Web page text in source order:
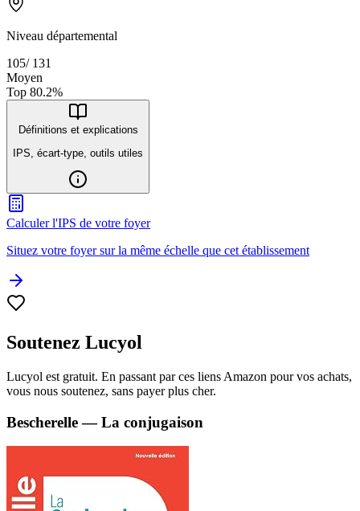
Niveau départemental
105/ 131
Moyen
Top 80.2%
Définitions et explications
IPS, écart-type, outils utiles
Calculer l'IPS de votre foyer
Situez votre foyer sur la même échelle que cet établissement
Soutenez Lucyol
Lucyol est gratuit. En passant par ces liens Amazon pour vos achats,
vous nous soutenez, sans payer plus cher.
Bescherelle — La conjugaison